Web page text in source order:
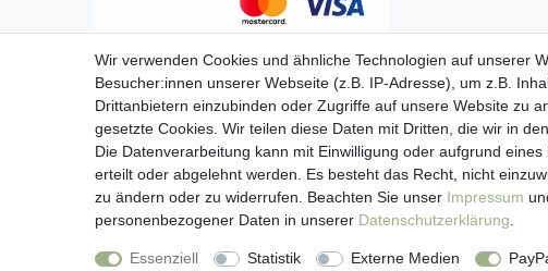
Wir verwenden Cookies und ähnliche Technologien auf unserer
Besucher:innen unserer Webseite (z.B. IP-Adresse), um z.B.
Drittanbietern einzubinden oder Zugriffe auf unsere Website zu
gesetzte Cookies. Wir teilen diese Daten mit Dritten, die wir in
Die Datenverarbeitung kann mit Einwilligung oder aufgrund
erteilt oder abgelehnt werden. Es besteht das Recht, nicht
zu ändern oder zu widerrufen. Beachten Sie unser Impressum
personenbezogener Daten in unserer Daten­schutz­erklärung
Essenziell Statistik Externe Medien